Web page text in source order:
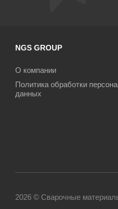
NGS GROUP
О компании
Политика обработки
данных
2026 © Сварочные